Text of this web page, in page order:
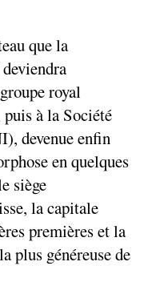
que la
royal
puis à la Société
), devenue enfin
en quelques
siège
la capitale
premières et la
plus généreuse de